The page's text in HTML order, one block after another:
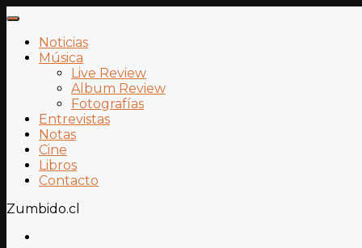
Noticias
Música
Live Review
Album Review
Fotografías
Entrevistas
Notas
Cine
Libros
Contacto
Zumbido.cl